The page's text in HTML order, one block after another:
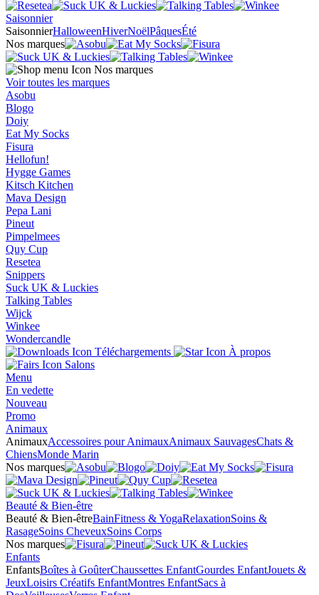
Saisonnier
SaisonnierHalloweenHiverNoëlPâquesÉté
Nos marques
Nos marques
Voir toutes les marques
Asobu
Blogo
Doiy
Eat My Socks
Fisura
Hellofun!
Hygge Games
Kitsch Kitchen
Mava Design
Pepa Lani
Pineut
Pimpelmees
Quy Cup
Resetea
Snippers
Suck UK & Luckies
Talking Tables
Wijck
Winkee
Wondercandle
Téléchargements
À propos
Salons
Menu
En vedette
Nouveau
Promo
Animaux
AnimauxAccessoires pour AnimauxAnimaux SauvagesChats &
ChiensMonde Marin
Nos marques
Beauté & Bien-être
Beauté & Bien-êtreBainFitness & YogaRelaxationSoins &
RasageSoins CheveuxSoins Corps
Nos marques
Enfants
EnfantsBoîtes à GoûterChaussettes EnfantGourdes EnfantJouets &
JeuxLoisirs Créatifs EnfantMontres EnfantSacs à